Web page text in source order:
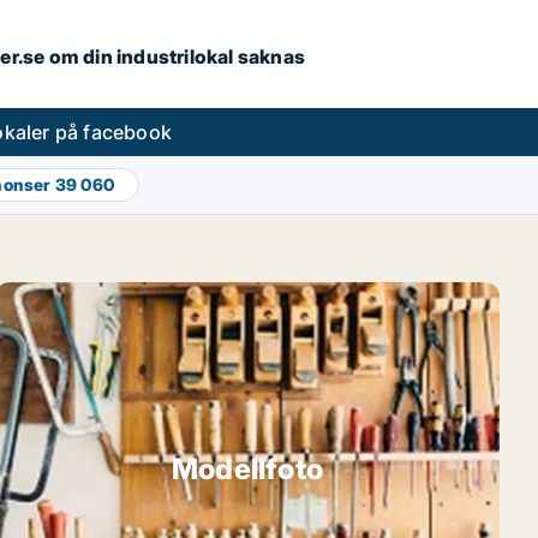
om din industrilokal saknas
på facebook
39 060
Modellfoto